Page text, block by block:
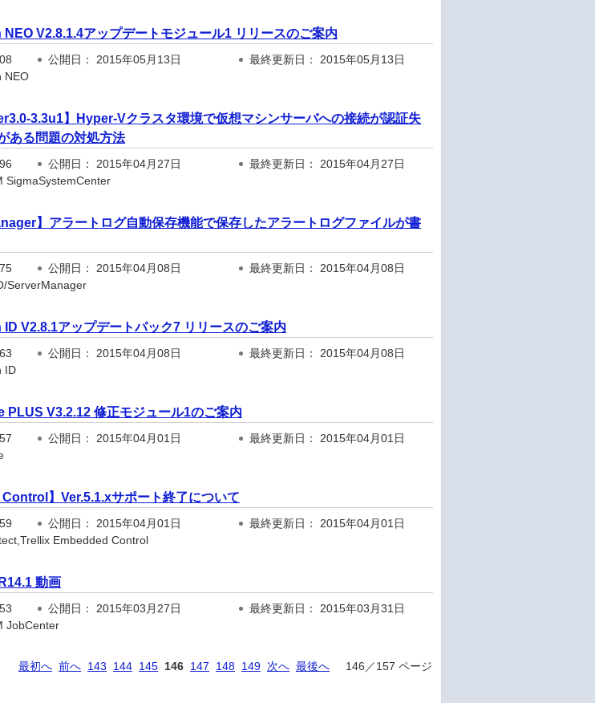
NEO V2.8.1.4アップデートモジュール1 リリースのご案内
公開日： 2015年05月13日
最終更新日： 2015年05月13日
NEO
3.3u1】Hyper-Vクラスタ環境で仮想マシンサーバへの接続が認証失
ある問題の対処方法
公開日： 2015年04月27日
最終更新日： 2015年04月27日
SigmaSystemCenter
】アラートログ自動保存機能で保存したアラートログファイルが書
公開日： 2015年04月08日
最終更新日： 2015年04月08日
ServerManager
ID V2.8.1アップデートパック7 リリースのご案内
公開日： 2015年04月08日
最終更新日： 2015年04月08日
ID
PLUS V3.2.12 修正モジュール1のご案内
公開日： 2015年04月01日
最終更新日： 2015年04月01日
】Ver.5.1.xサポート終了について
公開日： 2015年04月01日
最終更新日： 2015年04月01日
Embedded Control
動画
公開日： 2015年03月27日
最終更新日： 2015年03月31日
JobCenter
最初へ 前へ 143 144 145 146 147 148 149 次へ 最後へ 146／157 ページ